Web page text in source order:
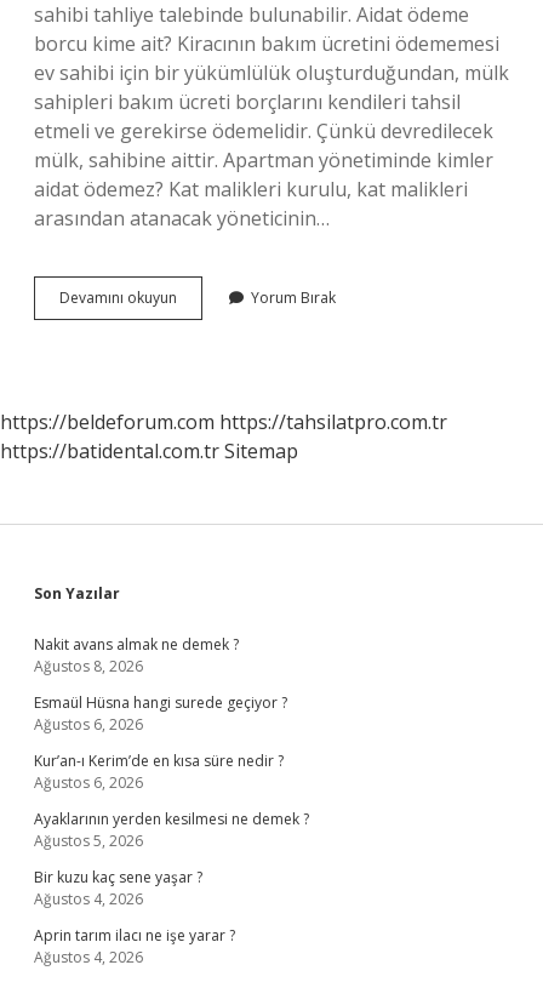
sahibi tahliye talebinde bulunabilir. Aidat ödeme
borcu kime ait? Kiracının bakım ücretini ödememesi
ev sahibi için bir yükümlülük oluşturduğundan, mülk
sahipleri bakım ücreti borçlarını kendileri tahsil
etmeli ve gerekirse ödemelidir. Çünkü devredilecek
mülk, sahibine aittir. Apartman yönetiminde kimler
aidat ödemez? Kat malikleri kurulu, kat malikleri
arasından atanacak yöneticinin…
Devamını okuyun
Kim
Yorum Bırak
https://beldeforum.com https://tahsilatpro.com.tr
https://batidental.com.trSitemap
Sidebar
Son Yazılar
Nakit avans almak ne demek ?
Ağustos 8, 2026
Esmaül Hüsna hangi surede geçiyor ?
Ağustos 6, 2026
Kur’an-ı Kerim’de en kısa süre nedir ?
Ağustos 6, 2026
Ayaklarının yerden kesilmesi ne demek ?
Ağustos 5, 2026
Bir kuzu kaç sene yaşar ?
Ağustos 4, 2026
Aprin tarım ilacı ne işe yarar ?
Ağustos 4, 2026